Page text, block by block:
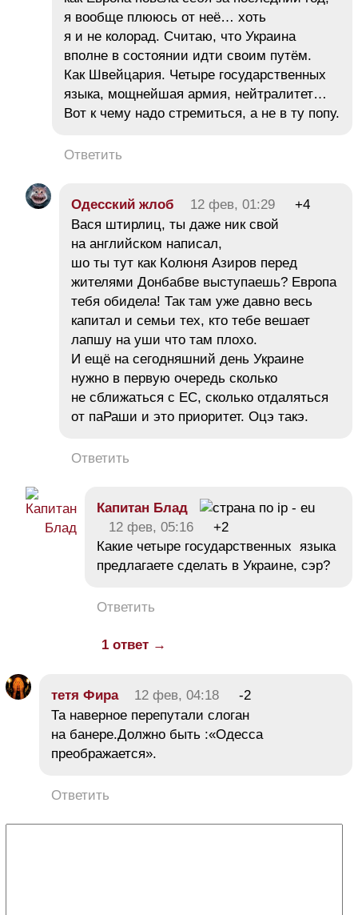
я вообще плююсь от неё… хоть
я и не колорад. Считаю, что Украина
вполне в состоянии идти своим путём.
Как Швейцария. Четыре государственных
языка, мощнейшая армия, нейтралитет…
Вот к чему надо стремиться, а не в ту попу.
Ответить
Одесский жлоб 12 фев, 01:29
+4
Вася штирлиц, ты даже ник свой
на английском написал,
шо ты тут как Колюня Азиров перед
жителями Донбабве выступаешь? Европа
тебя обидела! Так там уже давно весь
капитал и семьи тех, кто тебе вешает
лапшу на уши что там плохо.
И ещё на сегодняшний день Украине
нужно в первую очередь сколько
не сближаться с ЕС, сколько отдаляться
от паРаши и это приоритет. Оцэ такэ.
Ответить
Капитан Блад
12 фев, 05:16
+2
Какие четыре государственных языка
предлагаете сделать в Украине, сэр?
Ответить
1 ответ →
тетя Фира 12 фев, 04:18
-2
Та наверное перепутали слоган
на банере.Должно быть :«Одесса
преображается».
Ответить